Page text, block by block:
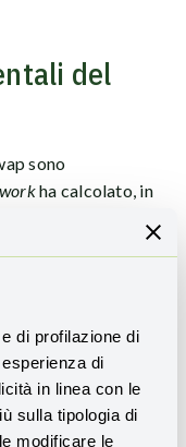
di profilazione di
di
in linea con le
sulla tipologia di
modificare le
del
sono
ha calcolato, in
per
ogni giorno, la
problema per il
emigliorare il